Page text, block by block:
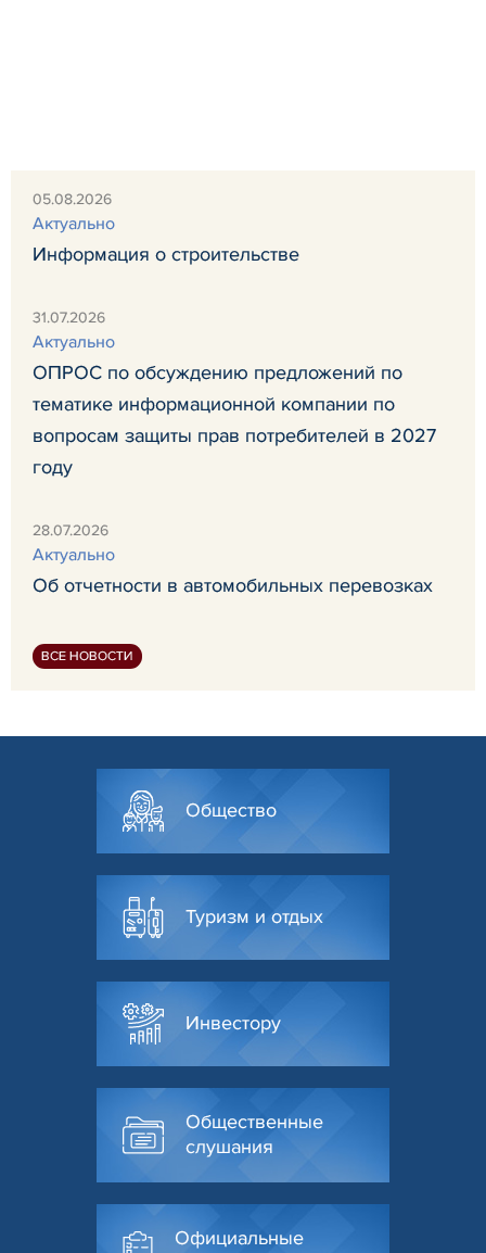
05.08.2026
Актуально
Информация о строительстве
31.07.2026
Актуально
ОПРОС по обсуждению предложений по
тематике информационной компании по
вопросам защиты прав потребителей в 2027
году
28.07.2026
Актуально
Об отчетности в автомобильных перевозках
ВСЕ НОВОСТИ
Общество
Туризм и отдых
Инвестору
Общественные
слушания
Официальные